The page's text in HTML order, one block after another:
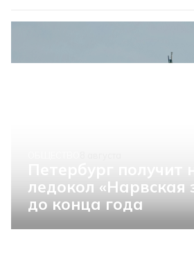
ледокол «Нарвская
до конца года